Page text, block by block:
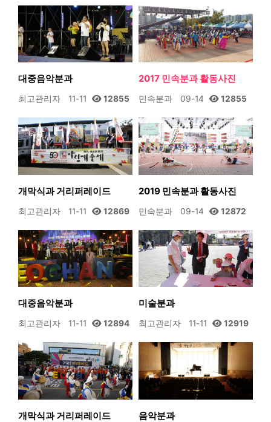
대중음악분과
최고관리자 11-11 12855
2017 민속분과 활동사진
민속분과 09-14 12855
개막식과 거리퍼레이드
최고관리자 11-11 12869
2019 민속분과 활동사진
민속분과 09-14 12872
대중음악분과
최고관리자 11-11 12894
미술분과
최고관리자 11-11 12919
개막식과 거리퍼레이드 음악분과